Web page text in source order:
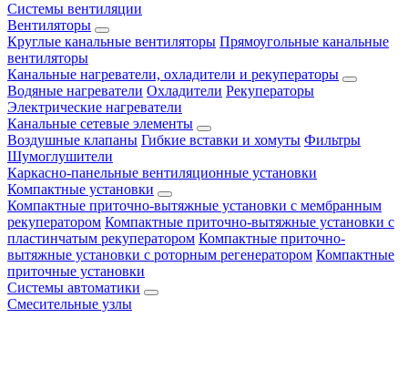
Системы вентиляции
Вентиляторы
Круглые канальные вентиляторы Прямоугольные канальные
вентиляторы
Канальные нагреватели, охладители и рекуператоры
Водяные нагреватели Охладители Рекуператоры
Электрические нагреватели
Канальные сетевые элементы
Воздушные клапаны Гибкие вставки и хомуты Фильтры
Шумоглушители
Каркасно-панельные вентиляционные установки
Компактные установки
Компактные приточно-вытяжные установки с мембранным
рекуператором Компактные приточно-вытяжные установки с
пластинчатым рекуператором Компактные приточно-
вытяжные установки с роторным регенератором Компактные
приточные установки
Системы автоматики
Смесительные узлы